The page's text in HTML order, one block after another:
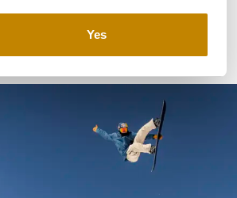
Yes